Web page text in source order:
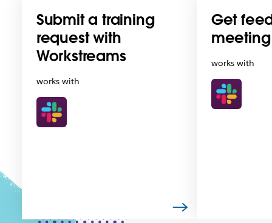
Submit a training
request with
Workstreams
works with
Get
works with